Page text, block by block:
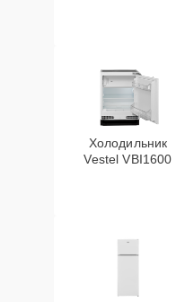
Холодильник
Vestel VBI1600